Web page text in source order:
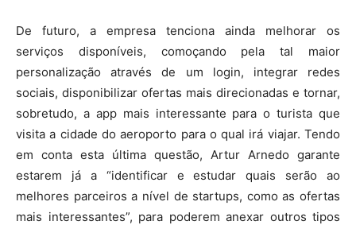
De futuro, a empresa tenciona ainda melhorar os
serviços disponíveis, comoçando pela tal maior
personalização através de um login, integrar redes
sociais, disponibilizar ofertas mais direcionadas e tornar,
sobretudo, a app mais interessante para o turista que
visita a cidade do aeroporto para o qual irá viajar. Tendo
em conta esta última questão, Artur Arnedo garante
estarem já a “identificar e estudar quais serão ao
melhores parceiros a nível de startups, como as ofertas
mais interessantes”, para poderem anexar outros tipos